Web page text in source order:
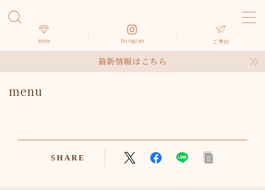
MENU
menu Instagram ご予約
最新情報はこちら
menu
SHARE